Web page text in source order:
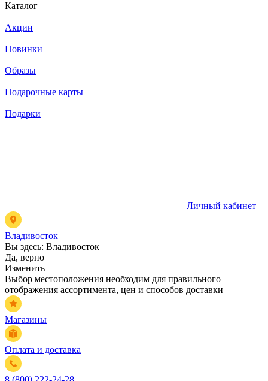
Каталог
Акции
Новинки
Образы
Подарочные карты
Подарки
Личный кабинет
Владивосток
Вы здесь: Владивосток
Да, верно
Изменить
Выбор местоположения необходим для правильного
отображения ассортимента, цен и способов доставки
Магазины
Оплата и доставка